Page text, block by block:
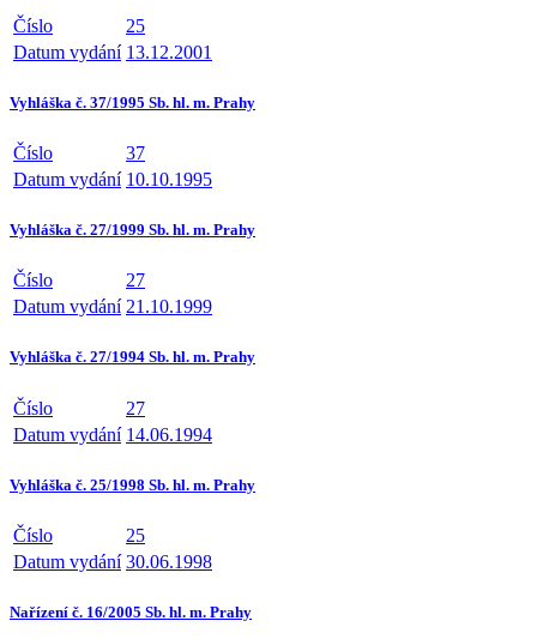
Číslo
25
Datum vydání 13.12.2001
Vyhláška č. 37/1995 Sb. hl. m. Prahy
Číslo
37
Datum vydání 10.10.1995
Vyhláška č. 27/1999 Sb. hl. m. Prahy
Číslo
27
Datum vydání 21.10.1999
Vyhláška č. 27/1994 Sb. hl. m. Prahy
Číslo
27
Datum vydání 14.06.1994
Vyhláška č. 25/1998 Sb. hl. m. Prahy
Číslo
25
Datum vydání 30.06.1998
Nařízení č. 16/2005 Sb. hl. m. Prahy